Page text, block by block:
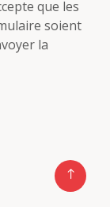
que les
soient
la